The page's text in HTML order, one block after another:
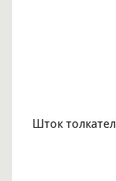
Шток